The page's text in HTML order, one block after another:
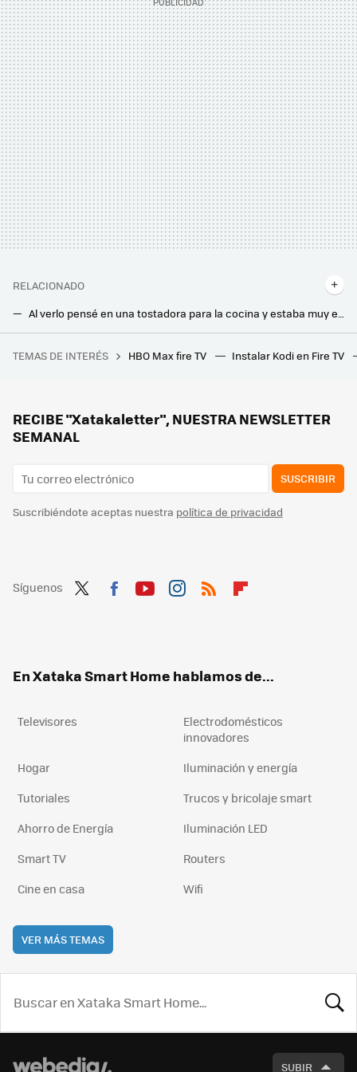
RELACIONADO
El platillo que se sirve con el café tiene un propósito concreto: y no es para colocar la cuchara ni los dulces
Ser streamer es el sueño de muchos, pero no es tan perfecto como parece. Mayichi se suma a los creadores de contenido que hablan sobre las exigencias del mundillo
TEMAS DE INTERÉS HBO Max fire TV Instalar Kodi en Fire TV
RECIBE "Xatakaletter", NUESTRA NEWSLETTER
SEMANAL
SUSCRIBIR
Suscribiéndote aceptas nuestra política de privacidad
Síguenos
En Xataka Smart Home hablamos de...
Televisores
Electrodomésticos
innovadores
Hogar
Iluminación y energía
Tutoriales
Trucos y bricolaje smart
Ahorro de Energía
Iluminación LED
Smart TV
Routers
Cine en casa
Wifi
VER MÁS TEMAS
SUBIR